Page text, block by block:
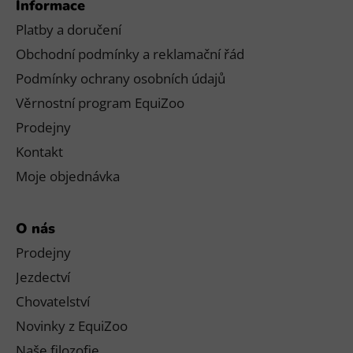
Informace
Platby a doručení
Obchodní podmínky a reklamační řád
Podmínky ochrany osobních údajů
Věrnostní program EquiZoo
Prodejny
Kontakt
Moje objednávka
O nás
Prodejny
Jezdectví
Chovatelství
Novinky z EquiZoo